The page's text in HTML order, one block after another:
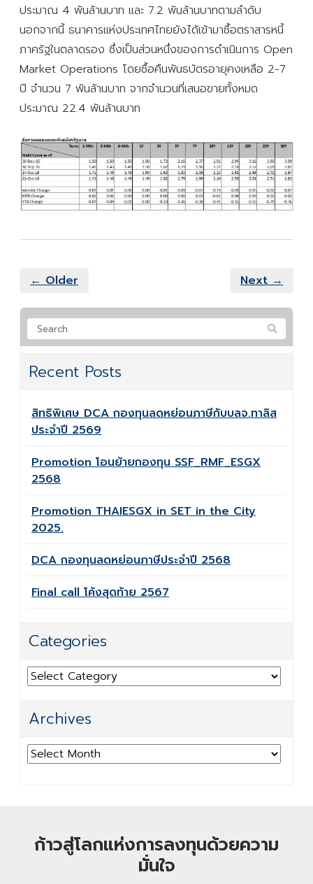
ประมาณ 4 พันล้านบาท และ 7.2 พันล้านบาทตามลำดับ
นอกจากนี้ ธนาคารแห่งประเทศไทยยังได้เข้ามาซื้อตราสารหนี้
ภาครัฐในตลาดรอง ซึ่งเป็นส่วนหนึ่งของการดำเนินการ Open
Market Operations โดยซื้อคืนพันธบัตรอายุคงเหลือ 2-7
ปี จำนวน 7 พันล้านบาท จากจำนวนที่เสนอขายทั้งหมด
ประมาณ 22.4 พันล้านบาท
← Older Next →
Recent Posts
สิทธิพิเศษ DCA กองทุนลดหย่อนภาษีกับบลจ.ทาลิส
ประจำปี 2569
Promotion โอนย้ายกองทุน SSF_RMF_ESGX
2568
Promotion THAIESGX in SET in the City
2025.
DCA กองทุนลดหย่อนภาษีประจำปี 2568
Final call โค้งสุดท้าย 2567
Categories
Categories
Archives
Archives
ก้าวสู่โลกแห่งการลงทุนด้วยความ
มั่นใจ